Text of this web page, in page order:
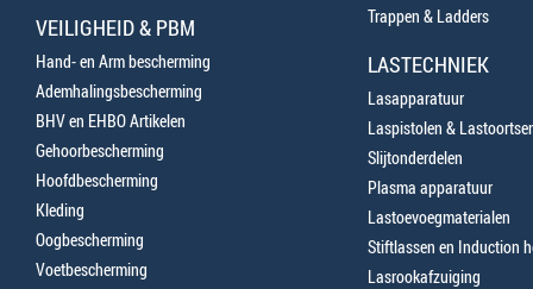
VEILIGHEID & PBM
Hand- en Arm bescherming
Ademhalingsbescherming
BHV en EHBO Artikelen
Gehoorbescherming
Hoofdbescherming
Kleding
Oogbescherming
Voetbescherming
Trappen & Ladders
LASTECHNIEK
Lasapparatuur
Laspistolen &
Slijtonderdelen
Plasma apparatuur
Lastoevoegmaterialen
Stiftlassen en Induction
Lasrookafzuiging